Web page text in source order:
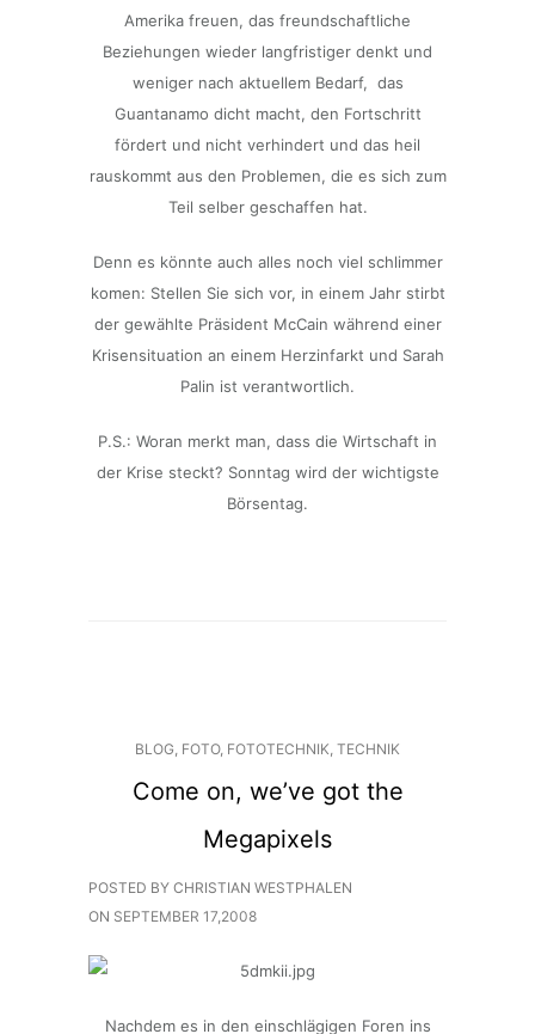
Amerika freuen, das freundschaftliche
Beziehungen wieder langfristiger denkt und
weniger nach aktuellem Bedarf, das
Guantanamo dicht macht, den Fortschritt
fördert und nicht verhindert und das heil
rauskommt aus den Problemen, die es sich zum
Teil selber geschaffen hat.
Denn es könnte auch alles noch viel schlimmer
komen: Stellen Sie sich vor, in einem Jahr stirbt
der gewählte Präsident McCain während einer
Krisensituation an einem Herzinfarkt und Sarah
Palin ist verantwortlich.
P.S.: Woran merkt man, dass die Wirtschaft in
der Krise steckt? Sonntag wird der wichtigste
Börsentag.
BLOG, FOTO, FOTOTECHNIK, TECHNIK
Come on, we’ve got the
Megapixels
POSTED BY CHRISTIAN WESTPHALEN
ON SEPTEMBER 17,2008
Nachdem es in den einschlägigen Foren ins